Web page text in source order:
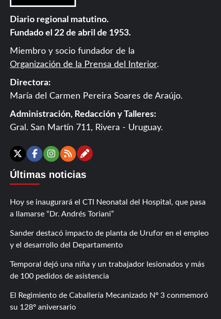
Diario regional matutino.
Fundado el 22 de abril de 1953.
Miembro y socio fundador de la
Organización de la Prensa del Interior.
Directora:
María del Carmen Pereira Soares de Araújo.
Administración, Redacción y Talleres:
Gral. San Martín 711, Rivera - Uruguay.
X Facebook
Instagram
RSSContáctanos
Últimas noticias
Hoy se inaugurará el CTI Neonatal del Hospital, que pasa
a llamarse “Dr. Andrés Toriani”
Sander destacó impacto de planta de Urufor en el empleo
y el desarrollo del Departamento
Temporal dejó una niña y un trabajador lesionados y más
de 100 pedidos de asistencia
El Regimiento de Caballería Mecanizado Nº 3 conmemoró
su 128º aniversario